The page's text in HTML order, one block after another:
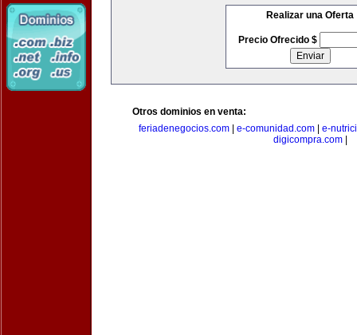
Realizar una Oferta
Precio Ofrecido $
Otros dominios en venta:
feriadenegocios.com| e-comunidad.com| e-
digicompra.com|